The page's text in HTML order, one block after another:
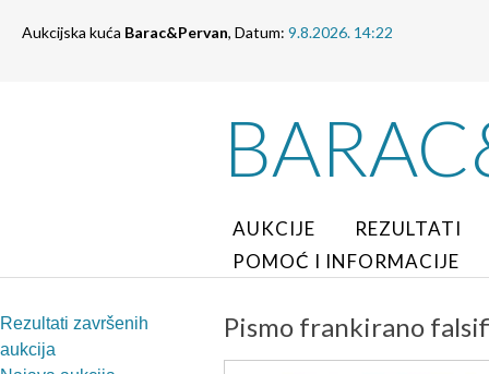
Aukcijska kuća Barac&Pervan, Datum: 9.8.2026. 14:22
AUKCIJE
REZULTATI
POMOĆ I INFORMACIJE
Rezultati završenih
aukcija
Pismo frankirano